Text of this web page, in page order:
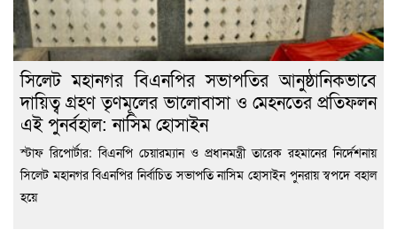
সিলেট মহানগর বিএনপির সভাপতির আনুষ্ঠানিকভাবে
দায়িত্ব গ্রহণ তৃণমূলের ভালোবাসা ও মেহনতের প্রতিফলন
এই পুনর্বহাল: নাসিম হোসাইন
স্টাফ রিপোর্টার: বিএনপি চেয়ারম্যান ও প্রধানমন্ত্রী তারেক রহমানের নির্দেশনায়
সিলেট মহানগর বিএনপির নির্বাচিত সভাপতি নাসিম হোসাইন পুনরায় স্বপদে বহাল
হয়ে